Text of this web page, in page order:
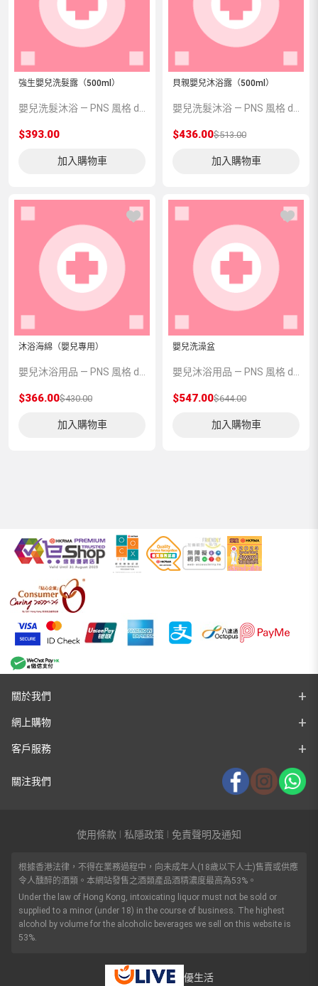
強生嬰兒洗髮露（500ml）
$393.00
加入購物車
貝親嬰兒沐浴露（500ml）
$436.00$513.00
加入購物車
沐浴海綿（嬰兒專用）
$366.00$430.00
加入購物車
嬰兒洗澡盆
$547.00$644.00
加入購物車
關於我們
網上購物
客戶服務
關注我們
使用條款 私隱政策 免責聲明及通知
根據香港法律，不得在業務過程中，向未成年人(18歲以下人士)售賣或供應
令人醺醉的酒類。本網站發售之酒類產品酒精濃度最高為53%。
Under the law of Hong Kong, intoxicating liquor must not be sold or
supplied to a minor (under 18) in the course of business. The highest
alcohol by volume for the alcoholic beverages we sell on this website is
53%.
優生活